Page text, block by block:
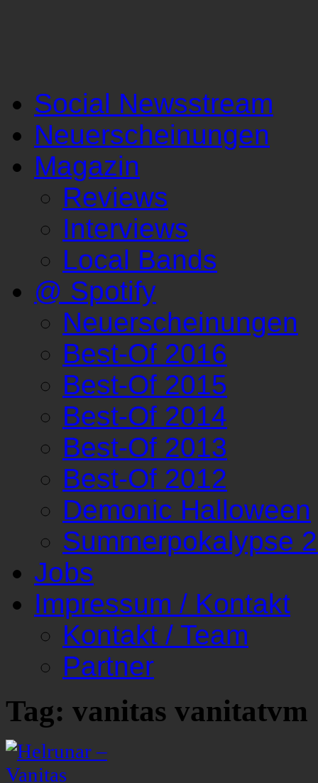
Social Newsstream
Neuerscheinungen
Magazin
Reviews
Interviews
Local Bands
@ Spotify
Neuerscheinungen
Best-Of 2016
Best-Of 2015
Best-Of 2014
Best-Of 2013
Best-Of 2012
Demonic Halloween
Summerpokalypse
Jobs
Impressum / Kontakt
Kontakt / Team
Partner
Tag: vanitas vanitatvm